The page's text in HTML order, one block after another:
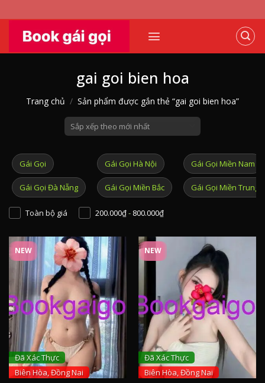
content
gai goi bien hoa
Trang chủ / Sản phẩm được gắn thẻ “gai goi bien hoa”
Gái Gọi
Gái Gọi Đà Nẵng
Gái Gọi Hà Nội
Gái Gọi Miền Bắc
Gái Gọi Miền Nam
Gái Gọi Miền Trung
Toàn bộ giá 200.000₫- 800.000₫
NEW
Đã Xác Thực
Biên Hòa, Đồng Nai
NEW
Đã Xác Thực
Biên Hòa, Đồng Nai